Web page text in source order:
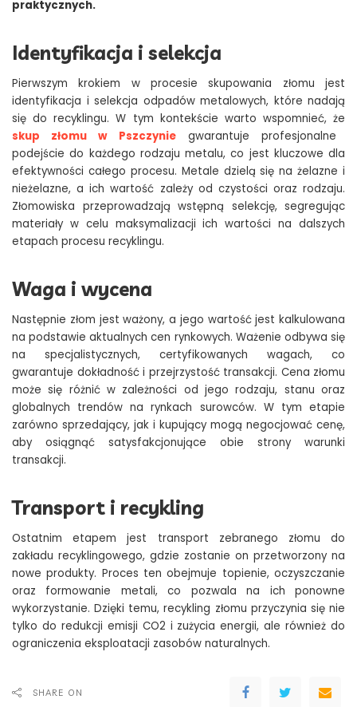
praktycznych.
Identyfikacja i selekcja
Pierwszym krokiem w procesie skupowania złomu jest
identyfikacja i selekcja odpadów metalowych, które nadają
się do recyklingu. W tym kontekście warto wspomnieć, że
skup złomu w Pszczyniegwarantuje profesjonalne
podejście do każdego rodzaju metalu, co jest kluczowe dla
efektywności całego procesu. Metale dzielą się na żelazne i
nieżelazne, a ich wartość zależy od czystości oraz rodzaju.
Złomowiska przeprowadzają wstępną selekcję, segregując
materiały w celu maksymalizacji ich wartości na dalszych
etapach procesu recyklingu.
Waga i wycena
Następnie złom jest ważony, a jego wartość jest kalkulowana
na podstawie aktualnych cen rynkowych. Ważenie odbywa się
na specjalistycznych, certyfikowanych wagach, co
gwarantuje dokładność i przejrzystość transakcji. Cena złomu
może się różnić w zależności od jego rodzaju, stanu oraz
globalnych trendów na rynkach surowców. W tym etapie
zarówno sprzedający, jak i kupujący mogą negocjować cenę,
aby osiągnąć satysfakcjonujące obie strony warunki
transakcji.
Transport i recykling
Ostatnim etapem jest transport zebranego złomu do
zakładu recyklingowego, gdzie zostanie on przetworzony na
nowe produkty. Proces ten obejmuje topienie, oczyszczanie
oraz formowanie metali, co pozwala na ich ponowne
wykorzystanie. Dzięki temu, recykling złomu przyczynia się nie
tylko do redukcji emisji CO2 i zużycia energii, ale również do
ograniczenia eksploatacji zasobów naturalnych.
SHARE ON